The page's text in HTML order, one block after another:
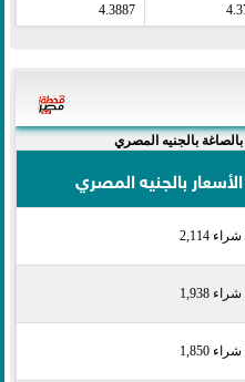
4.3887
بالجنيه المصري
الأسعار بالجنيه المصري